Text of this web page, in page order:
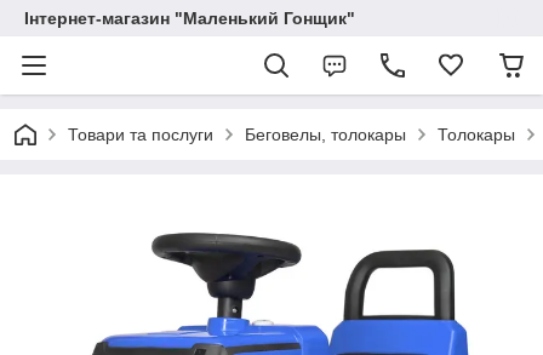
Інтернет-магазин "Маленький Гонщик"
Товари та послуги Беговелы, толокары Толокары